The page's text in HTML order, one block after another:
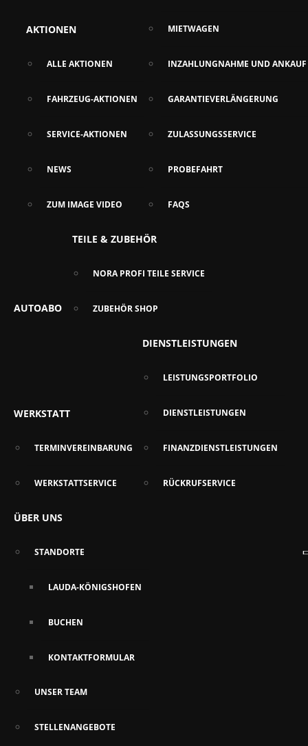
AKTIONEN
ALLE AKTIONEN
FAHRZEUG-AKTIONEN
SERVICE-AKTIONEN
NEWS
ZUM IMAGE VIDEO
MIETWAGEN
INZAHLUNGNAHME UND ANKAUF
GARANTIEVERLÄNGERUNG
ZULASSUNGSSERVICE
PROBEFAHRT
FAQS
AUTOABO
TEILE & ZUBEHÖR
NORA PROFI TEILE SERVICE
ZUBEHÖR SHOP
WERKSTATT
TERMINVEREINBARUNG
WERKSTATTSERVICE
DIENSTLEISTUNGEN
LEISTUNGSPORTFOLIO
DIENSTLEISTUNGEN
FINANZDIENSTLEISTUNGEN
RÜCKRUFSERVICE
ÜBER UNS
STANDORTE
LAUDA-KÖNIGSHOFEN
BUCHEN
KONTAKTFORMULAR
UNSER TEAM
STELLENANGEBOTE